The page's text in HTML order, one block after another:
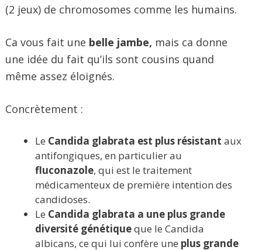
(2 jeux) de chromosomes comme les humains.
Ca vous fait une belle jambe, mais ca donne
une idée du fait qu’ils sont cousins quand
même assez éloignés.
Concrètement :
Le Candida glabrata est plus résistant aux
antifongiques, en particulier au
fluconazole, qui est le traitement
médicamenteux de première intention des
candidoses.
Le Candida glabrata a une plus grande
diversité génétiqueque le Candida
albicans, ce qui lui confère une plus grande